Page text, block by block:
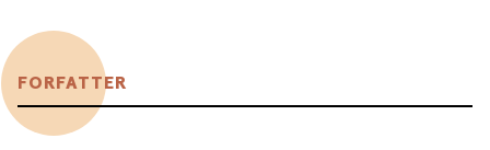
FORFATTER